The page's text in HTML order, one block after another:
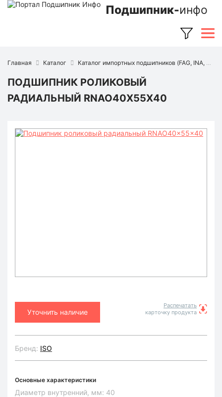
Подшипник-инфо
Главная Каталог Каталог импортных подшипников (FAG, INA, SKF, NSK, Timken и др.)
ПОДШИПНИК РОЛИКОВЫЙ
РАДИАЛЬНЫЙ RNAO40X55X40
Уточнить наличие
Распечатать
карточку продукта
Бренд: ISO
Основные характеристики
Диаметр внутренний, мм: 40